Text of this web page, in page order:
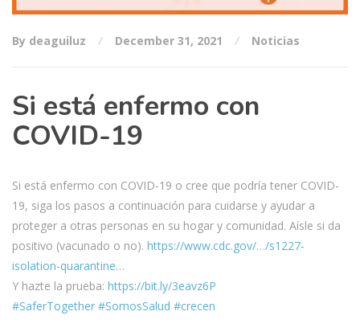
By deaguiluz December 31, 2021 Noticias
Si está enfermo con
COVID-19
Si está enfermo con COVID-19 o cree que podría tener COVID-
19, siga los pasos a continuación para cuidarse y ayudar a
proteger a otras personas en su hogar y comunidad. Aísle si da
positivo (vacunado o no). https://www.cdc.gov/…/s1227-
isolation-quarantine…
Y hazte la prueba: https://bit.ly/3eavz6P
#SaferTogether #SomosSalud #crecen